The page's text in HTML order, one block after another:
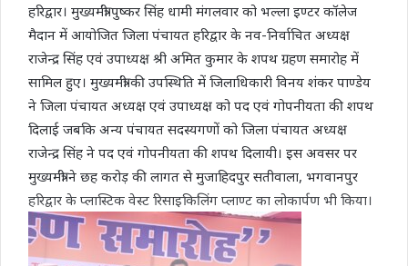
हरिद्वार। मुख्यमंत्री पुष्कर सिंह धामी मंगलवार को भल्ला इण्टर कॉलेज
मैदान में आयोजित जिला पंचायत हरिद्वार के नव-निर्वाचित अध्यक्ष
राजेन्द्र सिंह एवं उपाध्यक्ष श्री अमित कुमार के शपथ ग्रहण समारोह में
सामिल हुए। मुख्यमंत्री की उपस्थिति में जिलाधिकारी विनय शंकर पाण्डेय
ने जिला पंचायत अध्यक्ष एवं उपाध्यक्ष को पद एवं गोपनीयता की शपथ
दिलाई जबकि अन्य पंचायत सदस्यगणों को जिला पंचायत अध्यक्ष
राजेन्द्र सिंह ने पद एवं गोपनीयता की शपथ दिलायी। इस अवसर पर
मुख्यमंत्री ने छह करोड़ की लागत से मुजाहिदपुर सतीवाला, भगवानपुर
हरिद्वार के प्लास्टिक वेस्ट रिसाइकिलिंग प्लाण्ट का लोकार्पण भी किया।